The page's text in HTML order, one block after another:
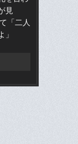
見
「二人